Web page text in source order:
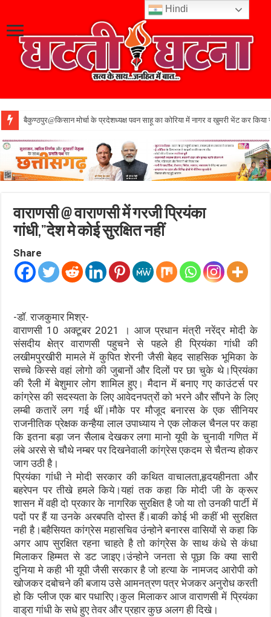
बैकुण्ठपुर@किसान मोर्चा के प्रदेशध्यक्ष पवन साहू का कोरिया में नागर व खुमरी भेंट कर किया
वाराणसी @ वाराणसी में गरजी प्रियंका
गांधी,”देश मे कोई सुरक्षित नहीं
Share
-डॉ. राजकुमार मिश्र-
वाराणसी 10 अक्टूबर 2021 । आज प्रधान मंत्री नरेंद्र मोदी के
संसदीय क्षेत्र वाराणसी पहुचने से पहले ही प्रियंका गांधी की
लखीमपुरखीरी मामले में कुपित शेरनी जैसी बेहद साहसिक भूमिका के
सच्चे किस्से वहां लोगो की जुबानों और दिलों पर छा चुके थे।प्रियंका
की रैली में बेशुमार लोग शामिल हुए। मैदान में बनाए गए काउंटर्स पर
कांग्रेस की सदस्यता के लिए आवेदनपत्रों को भरने और सौंपने के लिए
लम्बी कतारें लग गई थीं।मौके पर मौजूद बनारस के एक सीनियर
राजनीतिक प्रेक्षक कन्हैया लाल उपाध्याय ने एक लोकल चैनल पर कहा
कि इतना बड़ा जन सैलाब देखकर लगा मानो यूपी के चुनावी गणित में
लंबे अरसे से चौथे नम्बर पर दिखनेवाली कांग्रेस एकदम से चैतन्य होकर
जाग उठी है।
प्रियंका गांधी ने मोदी सरकार की कथित वाचालता,हृदयहीनता और
बहरेपन पर तीखे हमले किये।यहां तक कहा कि मोदी जी के क्रूर
शासन में वही दो प्रकार के नागरिक सुरक्षित है जो या तो उनकी पार्टी में
पदों पर हैं या उनके अरबपति दोस्त हैं।बाकी कोई भी कहीं भी सुरक्षित
नही है।बहैसियत कांग्रेस महासचिव उंन्होने बनारस वासियों से कहा कि
अगर आप सुरक्षित रहना चाहते है तो कांग्रेस के साथ कंधे से कंधा
मिलाकर हिम्मत से डट जाइए।उंन्होने जनता से पूछा कि क्या सारी
दुनिया मे कही भी यूपी जैसी सरकार है जो हत्या के नामजद आरोपी को
खोजकर दबोचने की बजाय उसे आमनत्रण पत्र भेजकर अनुरोध करती
हो कि प्लीज एक बार पधारिए।कुल मिलाकर आज वाराणसी में प्रियंका
वाड्रा गांधी के सधे हुए तेवर और प्रहार कुछ अलग ही दिखे।
Hindi